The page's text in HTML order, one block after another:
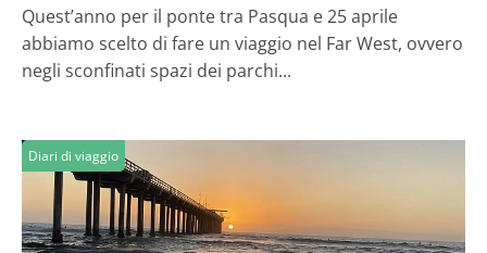
Quest’anno per il ponte tra Pasqua e 25 aprile
abbiamo scelto di fare un viaggio nel Far West, ovvero
negli sconfinati spazi dei parchi...
Diari di viaggio